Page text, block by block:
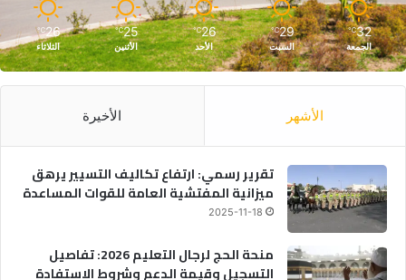
32
℃
الجمعة
29
℃
السبت
26
℃
الأحد
25
℃
الأثنين
26
℃
الثلاثاء
الأشهر الأخيرة
تقرير رسمي: ارتفاع تكاليف التسيير يرهق
ميزانية المفتشية العامة للقوات المساعدة
2025-11-18
منحة الحج لرجال التعليم 2026: تفاصيل
التسجيل وقيمة الدعم وشروط الاستفادة